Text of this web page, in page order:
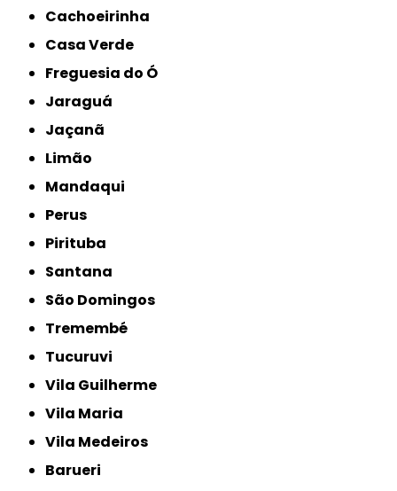
Cachoeirinha
Casa Verde
Freguesia do Ó
Jaraguá
Jaçanã
Limão
Mandaqui
Perus
Pirituba
Santana
São Domingos
Tremembé
Tucuruvi
Vila Guilherme
Vila Maria
Vila Medeiros
Barueri